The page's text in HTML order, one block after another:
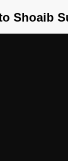
Shoaib